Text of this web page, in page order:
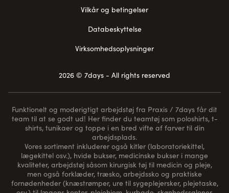
Vilkår og betingelser
Databeskyttelse
Virksomhedsoplysninger
2026 © 7days - All rights reserved
Funktionelt og moderigtigt arbejdstøj fra Praxis / 7days får dit
team til at se godt ud! Her finder du teamtøj som poloshirts, t-
shirts, tunikaer og toppe i en bred vifte af farver til din
arbejdsplads.
Vores sortiment inkluderer også kitler (laboratoriekittel,
lægekittel osv.), hvide bukser, medicinske bukser i mange
kvaliteter, arbejdstøj såsom kirurgisk tøj til medicin og pleje,
men også forklæder, træsko, arbejdssko og praktiske
fornødenheder (knæstrømper, ure til sygeplejersker, plejetaske,